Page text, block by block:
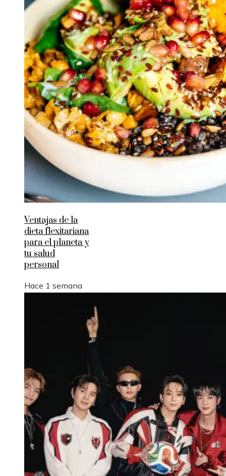
Ventajas de la
dieta flexitariana
para el planeta y
tu salud
personal
Hace 1 semana